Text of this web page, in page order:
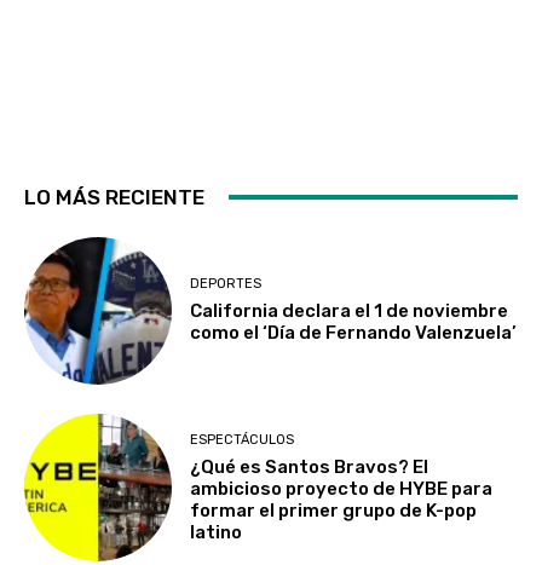
LO MÁS RECIENTE
DEPORTES
California declara el 1 de noviembre
como el ‘Día de Fernando Valenzuela’
ESPECTÁCULOS
¿Qué es Santos Bravos? El
ambicioso proyecto de HYBE para
formar el primer grupo de K-pop
latino